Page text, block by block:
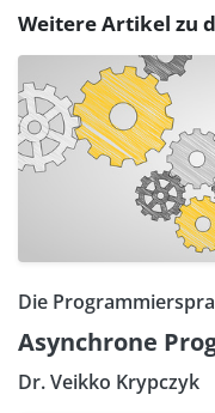
Weitere Artikel zu
Die
Asynchrone
Dr. Veikko Krypczyk